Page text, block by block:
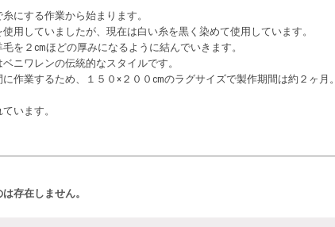
にする作業から始まります。
用していましたが、現在は白い糸を黒く染めて使用しています。
を２cmほどの厚みになるように結んでいきます。
ニワレンの伝統的なスタイルです。
作業するため、１５０×２００cmのラグサイズで製作期間は約２ヶ月。
います。
存在しません。